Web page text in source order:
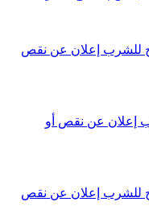
للشرب إعلان عن نقص
إعلان عن نقص أو
للشرب إعلان عن نقص